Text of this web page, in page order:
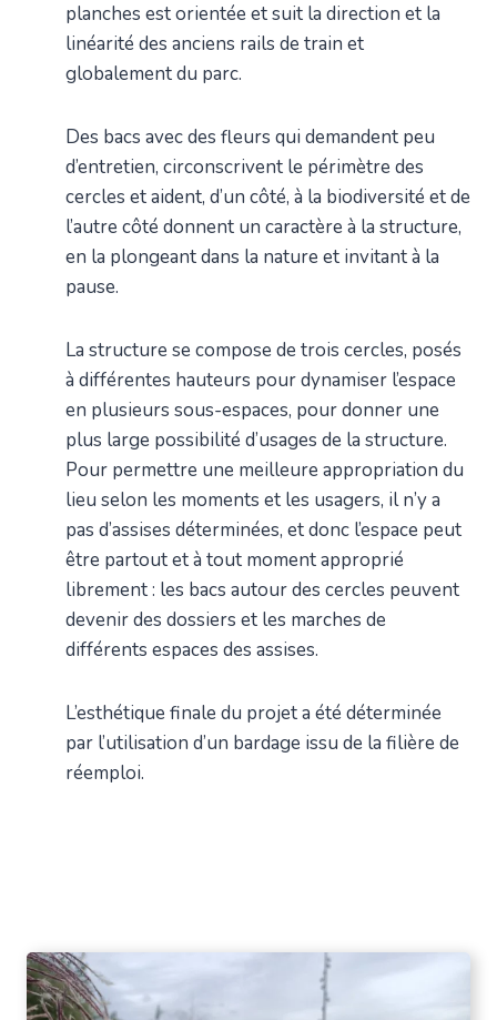
planches est orientée et suit la direction et la
linéarité des anciens rails de train et
globalement du parc.
Des bacs avec des fleurs qui demandent peu
d’entretien, circonscrivent le périmètre des
cercles et aident, d’un côté, à la biodiversité et de
l’autre côté donnent un caractère à la structure,
en la plongeant dans la nature et invitant à la
pause.
La structure se compose de trois cercles, posés
à différentes hauteurs pour dynamiser l’espace
en plusieurs sous-espaces, pour donner une
plus large possibilité d’usages de la structure.
Pour permettre une meilleure appropriation du
lieu selon les moments et les usagers, il n’y a
pas d’assises déterminées, et donc l’espace peut
être partout et à tout moment approprié
librement : les bacs autour des cercles peuvent
devenir des dossiers et les marches de
différents espaces des assises.
L’esthétique finale du projet a été déterminée
par l’utilisation d’un bardage issu de la filière de
réemploi.